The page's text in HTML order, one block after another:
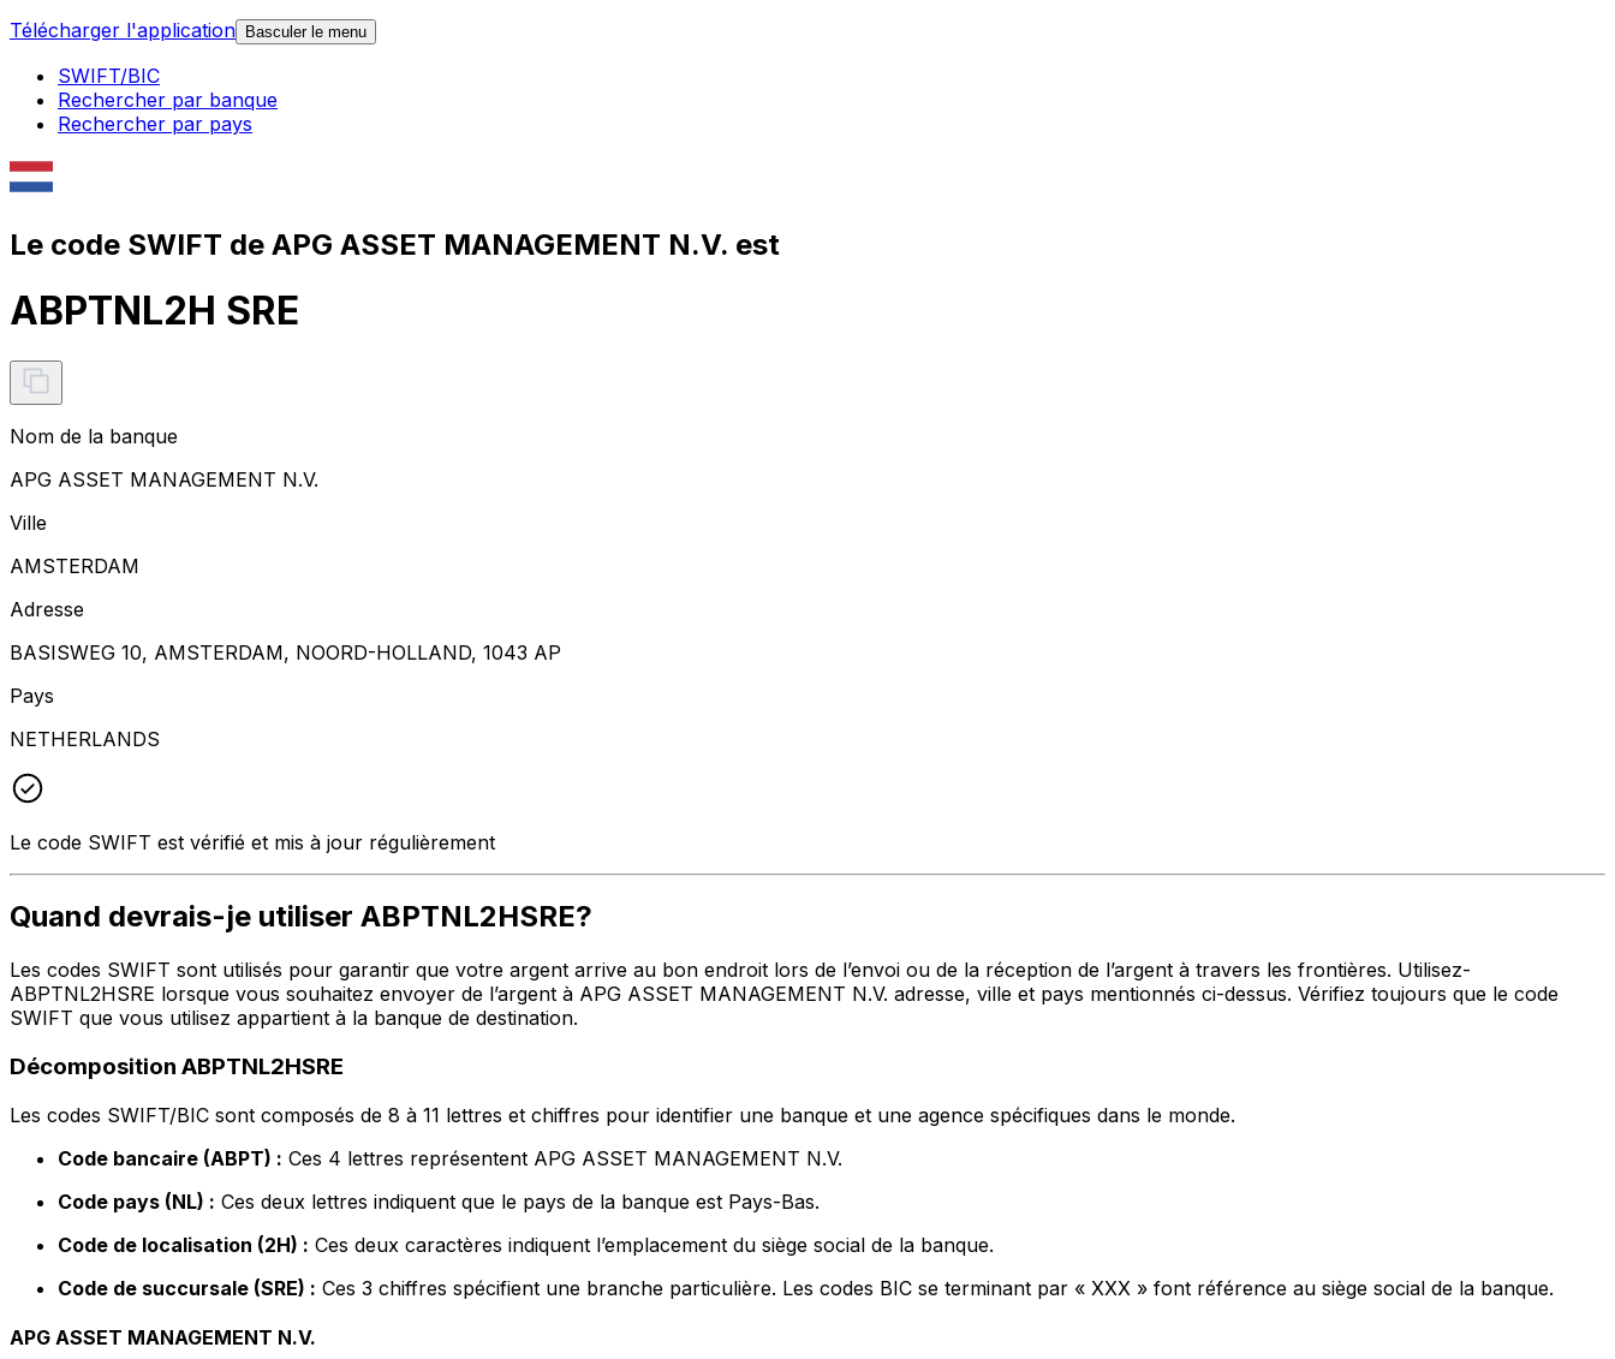
Télécharger l'application Basculer le menu
SWIFT/BIC
Rechercher par banque
Rechercher par pays
Le code SWIFT de APG ASSET MANAGEMENT N.V. est
ABPTNL2H SRE
Nom de la banque
APG ASSET MANAGEMENT N.V.
Ville
AMSTERDAM
Adresse
BASISWEG 10, AMSTERDAM, NOORD-HOLLAND, 1043 AP
Pays
NETHERLANDS
Le code SWIFT est vérifié et mis à jour régulièrement
Quand devrais-je utiliser ABPTNL2HSRE?
Les codes SWIFT sont utilisés pour garantir que votre argent arrive au bon endroit lors de l’envoi ou de la réception de l’argent à travers les frontières. Utilisez-
ABPTNL2HSRE lorsque vous souhaitez envoyer de l’argent à APG ASSET MANAGEMENT N.V. adresse, ville et pays mentionnés ci-dessus. Vérifiez toujours que le code
SWIFT que vous utilisez appartient à la banque de destination.
Décomposition ABPTNL2HSRE
Les codes SWIFT/BIC sont composés de 8 à 11 lettres et chiffres pour identifier une banque et une agence spécifiques dans le monde.
Code bancaire (ABPT) : Ces 4 lettres représentent APG ASSET MANAGEMENT N.V.
Code pays (NL) : Ces deux lettres indiquent que le pays de la banque est Pays-Bas.
Code de localisation (2H) : Ces deux caractères indiquent l’emplacement du siège social de la banque.
Code de succursale (SRE) : Ces 3 chiffres spécifient une branche particulière. Les codes BIC se terminant par « XXX » font référence au siège social de la banque.
APG ASSET MANAGEMENT N.V.